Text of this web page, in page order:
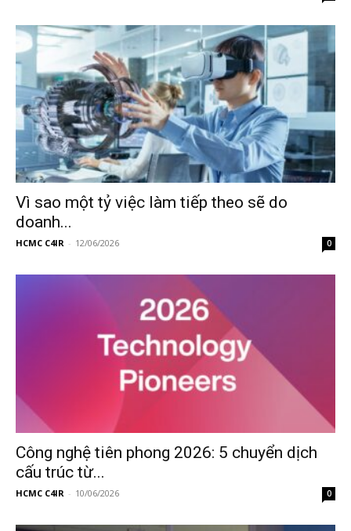
Vì sao một tỷ việc làm tiếp theo sẽ do
doanh...
HCMC C4IR - 12/06/2026 0
Công nghệ tiên phong 2026: 5 chuyển dịch
cấu trúc từ...
HCMC C4IR - 10/06/2026 0